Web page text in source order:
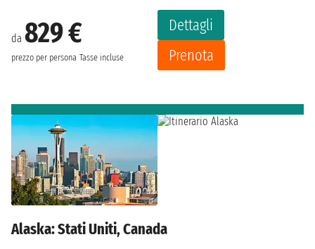
da 829 €
prezzo per persona Tasse incluse
Dettagli
Prenota
Alaska: Stati Uniti, Canada